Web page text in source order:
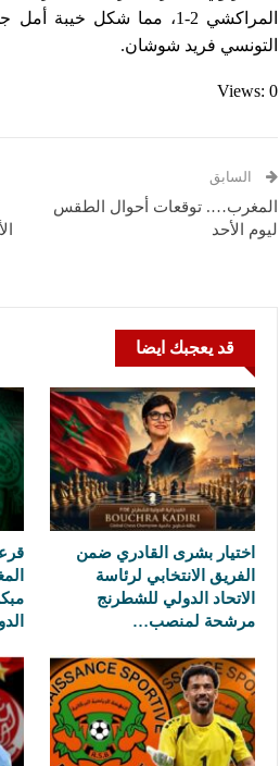
المراكشي 2-1، مما شكل
التونسي فريد شوشان.
Views: 0
السابق
المغرب…. توقعات أحوال الطقس
ليوم الأحد
قد يعجبك ايضا
اختيار بشرى القادري ضمن
الفريق الانتخابي لرئاسة
الاتحاد الدولي للشطرنج
مرشحة لمنصب…